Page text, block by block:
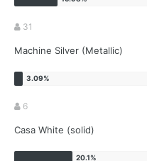
31
Machine Silver (Metallic)
6
Casa White (solid)